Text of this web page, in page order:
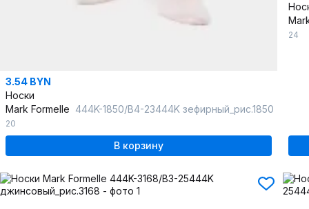
3.54 BYN
Носки
Mark Formelle 444K-1850/B4-23444K зефирный_рис.1850
20
В корзину
24